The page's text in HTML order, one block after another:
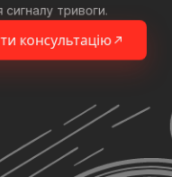
сигналу тривоги.
консультацію